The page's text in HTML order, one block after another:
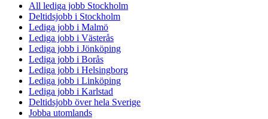
All lediga jobb Stockholm
Deltidsjobb i Stockholm
Lediga jobb i Malmö
Lediga jobb i Västerås
Lediga jobb i Jönköping
Lediga jobb i Borås
Lediga jobb i Helsingborg
Lediga jobb i Linköping
Lediga jobb i Karlstad
Deltidsjobb över hela Sverige
Jobba utomlands